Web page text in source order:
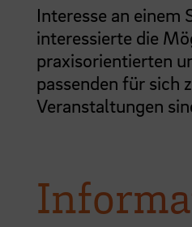
Interesse an einem
interessierte die
praxisorientierten
passenden für sich
Veranstaltungen